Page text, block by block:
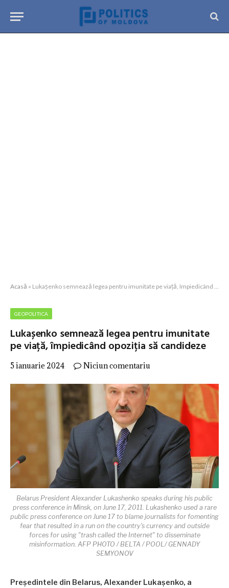
Acasă » Lukașenko semnează legea pentru imunitate pe viață, împiedicând opoziția să candideze
GEOPOLITICA
Lukașenko semnează legea pentru imunitate
pe viață, împiedicând opoziția să candideze
5 ianuarie 2024 Niciun comentariu
Belarus President Alexander Lukashenko speaks during his public
press conference in Minsk, on June 17, 2011. Lukashenko used a rare
public press conference on June 17 to blame journalists for fomenting
fear that resulted in a run on the country's currency and outside
forces for using "trash called the Internet" to disseminate
misinformation. AFP PHOTO / BELTA / POOL/ GENNADY
SEMYONOV
Preşedintele din Belarus, Alexander Lukaşenko, a